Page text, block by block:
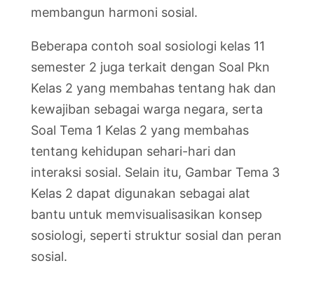
membangun harmoni sosial.
Beberapa contoh soal sosiologi kelas 11
semester 2 juga terkait dengan Soal Pkn
Kelas 2 yang membahas tentang hak dan
kewajiban sebagai warga negara, serta
Soal Tema 1 Kelas 2 yang membahas
tentang kehidupan sehari-hari dan
interaksi sosial. Selain itu, Gambar Tema 3
Kelas 2 dapat digunakan sebagai alat
bantu untuk memvisualisasikan konsep
sosiologi, seperti struktur sosial dan peran
sosial.